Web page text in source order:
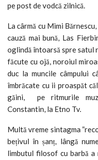
pe post de vodcă zilnică.
La cârmă cu Mimi
cauză mai bună, Las
oglindă întoarsă spre satul
făcute cu ojă, noroiul
duc la muncile câmpului
îmbrăcate cu ii proaspăt
găini, pe ritmurile
Constantin, la Etno Tv.
Multă vreme sintagma
bețivul în șanț, lângă
limbutul filosof cu barbă